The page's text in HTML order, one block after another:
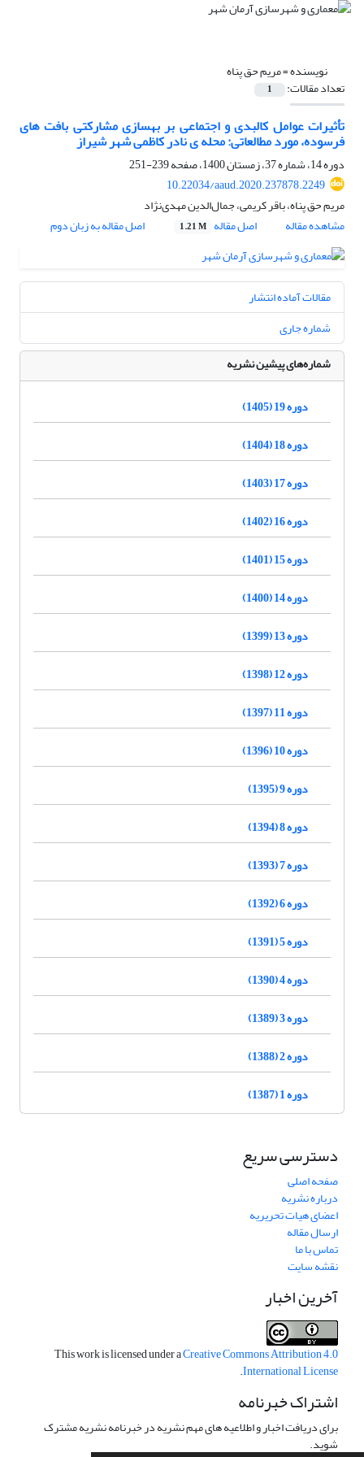
نویسنده =مریم حق پناه
تعداد مقالات: 1
تأثیرات عوامل کالبدی و اجتماعی بر بهسازی مشارکتی بافت های
فرسوده، مورد مطالعاتی: محله ی نادر کاظمی شهر شیراز
دوره 14، شماره 37، زمستان 1400، صفحه
239-251
10.22034/aaud.2020.237878.2249
مریم حق پناه، باقر کریمی، جمال‌الدین مهدی‌نژاد
مشاهده مقاله
اصل مقاله 1.21 M اصل مقاله به زبان دوم
مقالات آماده انتشار
شماره جاری
شماره‌های پیشین نشریه
دوره 19 (1405)
دوره 18 (1404)
دوره 17 (1403)
دوره 16 (1402)
دوره 15 (1401)
دوره 14 (1400)
دوره 13 (1399)
دوره 12 (1398)
دوره 11 (1397)
دوره 10 (1396)
دوره 9 (1395)
دوره 8 (1394)
دوره 7 (1393)
دوره 6 (1392)
دوره 5 (1391)
دوره 4 (1390)
دوره 3 (1389)
دوره 2 (1388)
دوره 1 (1387)
دسترسی سریع
صفحه اصلی
درباره نشریه
اعضای هیات تحریریه
ارسال مقاله
تماس با ما
نقشه سایت
آخرین اخبار
This work is licensed under aCreative Commons Attribution 4.0
International License
.
اشتراک خبرنامه
برای دریافت اخبار و اطلاعیه های مهم نشریه در خبرنامه نشریه مشترک
شوید.